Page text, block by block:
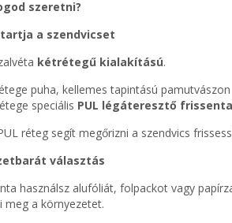
szeretni?
tartja a szendvicset
kétrétegű kialakítású.
puha, kellemes tapintású pamutvászon
speciális PUL légáteresztő
réteg segít megőrizni a szendvics
választás
használsz alufóliát, folpackot vagy
meg a környezetet.